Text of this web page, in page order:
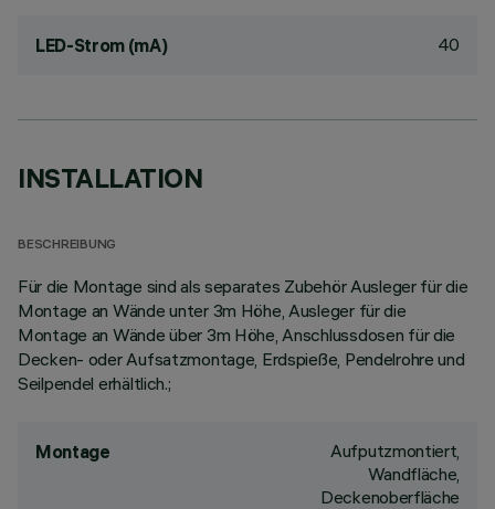
LED-Strom (mA) 40
INSTALLATION
BESCHREIBUNG
Für die Montage sind als separates Zubehör Ausleger für die
Montage an Wände unter 3m Höhe, Ausleger für die
Montage an Wände über 3m Höhe, Anschlussdosen für die
Decken- oder Aufsatzmontage, Erdspieße, Pendelrohre und
Seilpendel erhältlich.;
Montage
Aufputzmontiert,
Wandfläche,
Deckenoberfläche